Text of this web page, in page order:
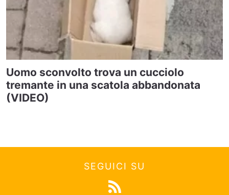
Uomo sconvolto trova un cucciolo
tremante in una scatola abbandonata
(VIDEO)
SEGUICI SU